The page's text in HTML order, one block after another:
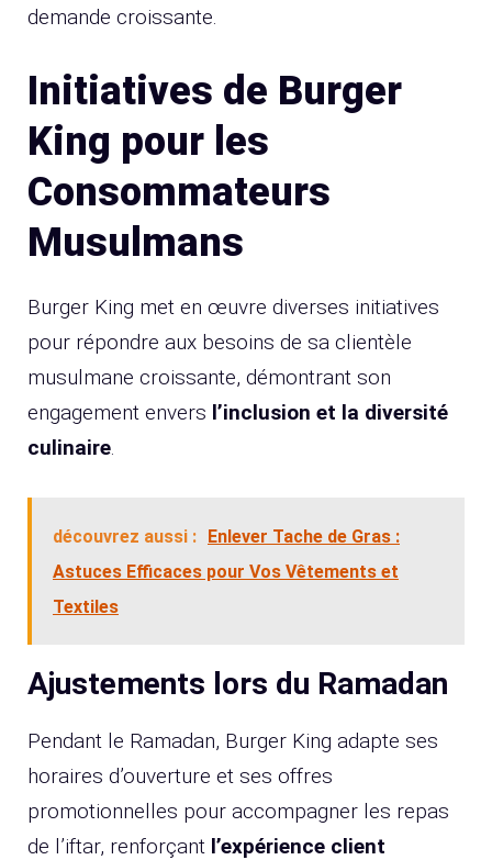
demande croissante.
Initiatives de Burger
King pour les
Consommateurs
Musulmans
Burger King met en œuvre diverses initiatives
pour répondre aux besoins de sa clientèle
musulmane croissante, démontrant son
engagement envers l’inclusion et la diversité
culinaire.
découvrez aussi : Enlever Tache de Gras :
Astuces Efficaces pour Vos Vêtements et
Textiles
Ajustements lors du Ramadan
Pendant le Ramadan, Burger King adapte ses
horaires d’ouverture et ses offres
promotionnelles pour accompagner les repas
de l’iftar, renforçant l’expérience client